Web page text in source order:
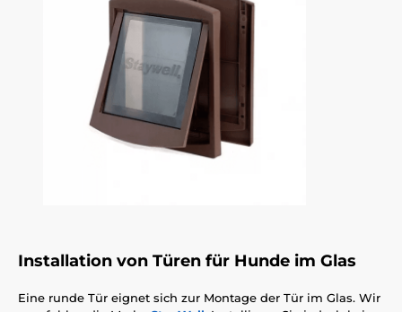
Installation von Türen für Hunde im Glas
Eine runde Tür eignet sich zur Montage der Tür im Glas. Wir